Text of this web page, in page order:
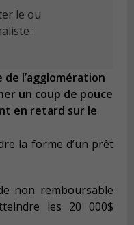
le ou
:
l’agglomération
un coup de pouce
en retard sur le
la forme d’un prêt
non remboursable
les 20 000$